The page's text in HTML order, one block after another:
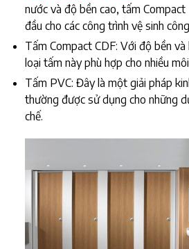
nước và độ bền cao, tấm Compact
đầu cho các công trình vệ sinh
Tấm Compact CDF: Với độ bền
loại tấm này phù hợp cho nhiều
Tấm PVC: Đây là một giải pháp
thường được sử dụng cho những
chế.